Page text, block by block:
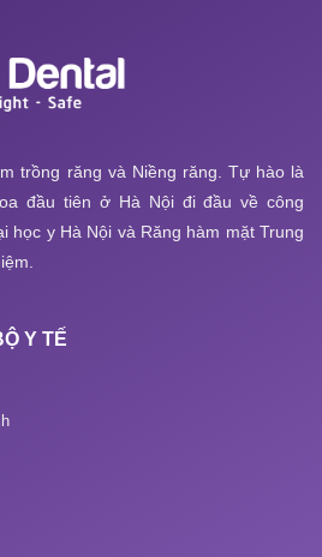
trồng răng và Niềng răng. Tự hào là
đầu tiên ở Hà Nội đi đầu về công
học y Hà Nội và Răng hàm mặt Trung
Y TẾ